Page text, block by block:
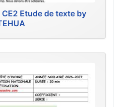
CE2 Etude de texte by